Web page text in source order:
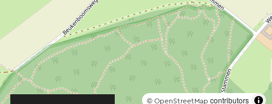
© OpenStreetMap contributors